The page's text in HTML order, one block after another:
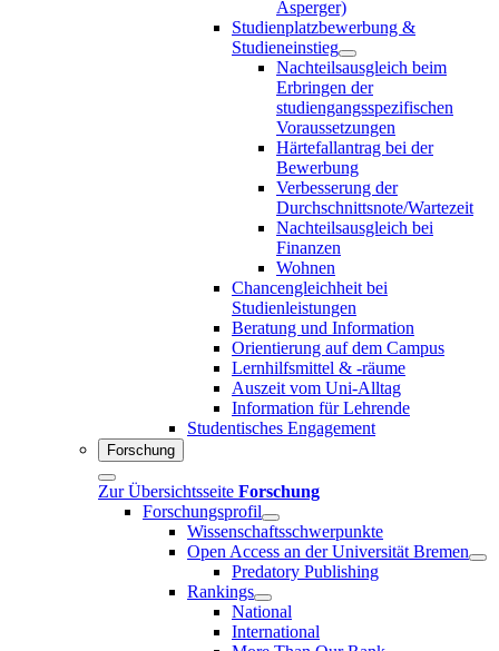
Asperger)
Studienplatzbewerbung &
Studieneinstieg
Nachteilsausgleich beim
Erbringen der
studiengangsspezifischen
Voraussetzungen
Härtefallantrag bei der
Bewerbung
Verbesserung der
Durchschnittsnote/Wartezeit
Nachteilsausgleich bei
Finanzen
Wohnen
Chancengleichheit bei
Studienleistungen
Beratung und Information
Orientierung auf dem Campus
Lernhilfsmittel & -räume
Auszeit vom Uni-Alltag
Information für Lehrende
Studentisches Engagement
Forschung
Zur Übersichtsseite Forschung
Forschungsprofil
Wissenschaftsschwerpunkte
Open Access an der Universität Bremen
Predatory Publishing
Rankings
National
International